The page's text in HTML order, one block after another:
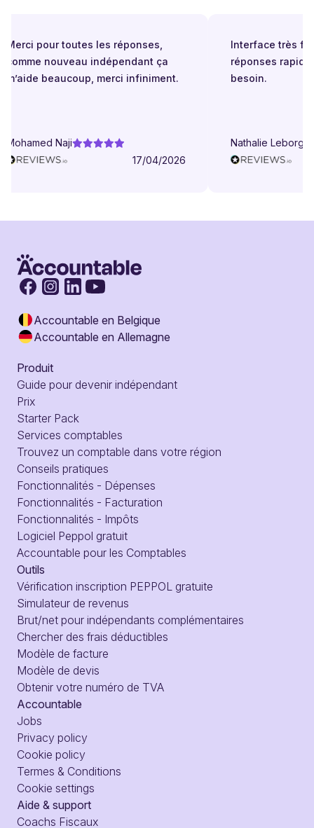
Merci pour toutes les réponses,
comme nouveau indépendant ça
m’aide beaucoup, merci infiniment.
Mohamed Naji
17/04/2026
Interface très
réponses
besoin.
Nathalie Leborgne
Accountable en Belgique
Accountable en Allemagne
Produit
Guide pour devenir indépendant
Prix
Starter Pack
Services comptables
Trouvez un comptable dans votre région
Conseils pratiques
Fonctionnalités - Dépenses
Fonctionnalités - Facturation
Fonctionnalités - Impôts
Logiciel Peppol gratuit
Accountable pour les Comptables
Outils
Vérification inscription PEPPOL gratuite
Simulateur de revenus
Brut/net pour indépendants complémentaires
Chercher des frais déductibles
Modèle de facture
Modèle de devis
Obtenir votre numéro de TVA
Accountable
Jobs
Privacy policy
Cookie policy
Termes & Conditions
Cookie settings
Aide & support
Coachs Fiscaux